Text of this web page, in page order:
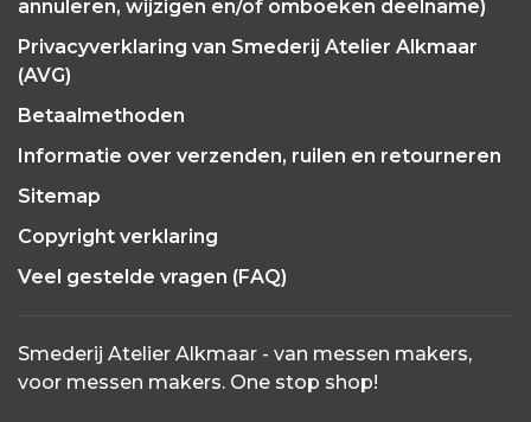
annuleren, wijzigen en/of omboeken deelname)
Privacyverklaring van Smederij Atelier Alkmaar
(AVG)
Betaalmethoden
Informatie over verzenden, ruilen en retourneren
Sitemap
Copyright verklaring
Veel gestelde vragen (FAQ)
Smederij Atelier Alkmaar - van messen makers,
voor messen makers. One stop shop!